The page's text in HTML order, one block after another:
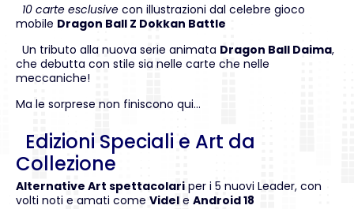
10 carte esclusive con illustrazioni dal celebre gioco
mobile Dragon Ball Z Dokkan Battle
Un tributo alla nuova serie animata Dragon Ball Daima,
che debutta con stile sia nelle carte che nelle
meccaniche!
Ma le sorprese non finiscono qui…
Edizioni Speciali e Art da
Collezione
Alternative Art spettacolari per i 5 nuovi Leader, con
volti noti e amati come Videl e Android 18